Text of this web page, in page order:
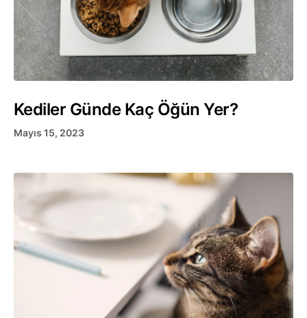
Kediler Günde Kaç Öğün Yer?
Mayıs 15, 2023